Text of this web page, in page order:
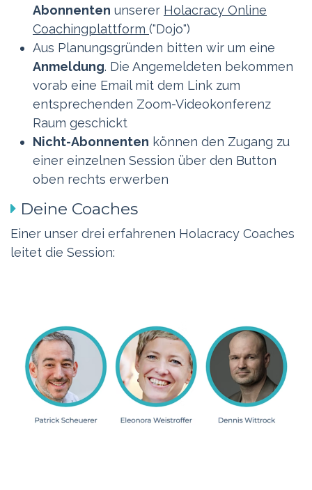
Abonnenten unserer Holacracy Online
Coachingplattform ("Dojo")
Aus Planungsgründen bitten wir um eine
Anmeldung. Die Angemeldeten bekommen
vorab eine Email mit dem Link zum
entsprechenden Zoom-Videokonferenz
Raum geschickt
Nicht-Abonnenten können den Zugang zu
einer einzelnen Session über den Button
oben rechts erwerben
Deine Coaches
Einer unser drei erfahrenen Holacracy Coaches
leitet die Session: